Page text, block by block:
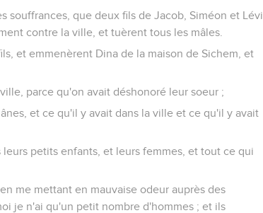
souffrances, que deux fils de Jacob, Siméon et Lévi,
contre la ville, et tuèrent tous les mâles.
et emmenèrent Dina de la maison de Sichem, et
parce qu'on avait déshonoré leur soeur ;
et ce qu'il y avait dans la ville et ce qu'il y avait
petits enfants, et leurs femmes, et tout ce qui
me mettant en mauvaise odeur auprès des
je n'ai qu'un petit nombre d'hommes ; et ils